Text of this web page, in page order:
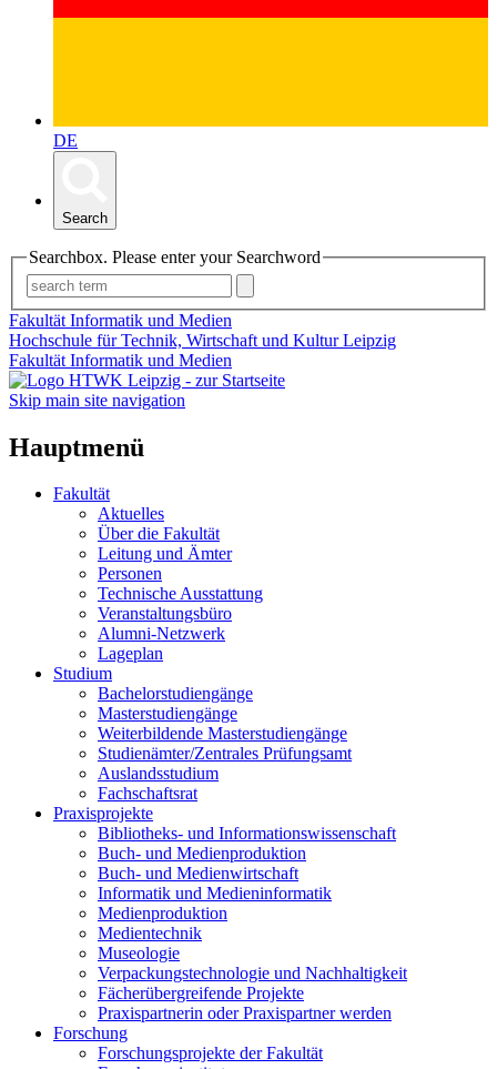
DE
Search
Searchbox. Please enter your Searchword
Fakultät Informatik und Medien
Hochschule für Technik, Wirtschaft und Kultur Leipzig
Fakultät Informatik und Medien
Skip main site navigation
Hauptmenü
Fakultät
Aktuelles
Über die Fakultät
Leitung und Ämter
Personen
Technische Ausstattung
Veranstaltungsbüro
Alumni-Netzwerk
Lageplan
Studium
Bachelorstudiengänge
Masterstudiengänge
Weiterbildende Masterstudiengänge
Studienämter/Zentrales Prüfungsamt
Auslandsstudium
Fachschaftsrat
Praxisprojekte
Bibliotheks- und Informationswissenschaft
Buch- und Medienproduktion
Buch- und Medienwirtschaft
Informatik und Medieninformatik
Medienproduktion
Medientechnik
Museologie
Verpackungstechnologie und Nachhaltigkeit
Fächerübergreifende Projekte
Praxispartnerin oder Praxispartner werden
Forschung
Forschungsprojekte der Fakultät